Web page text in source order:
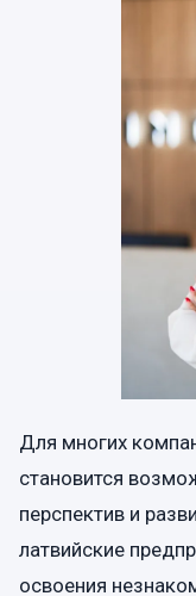
Для многих
становится
перспектив и
латвийские
освоения